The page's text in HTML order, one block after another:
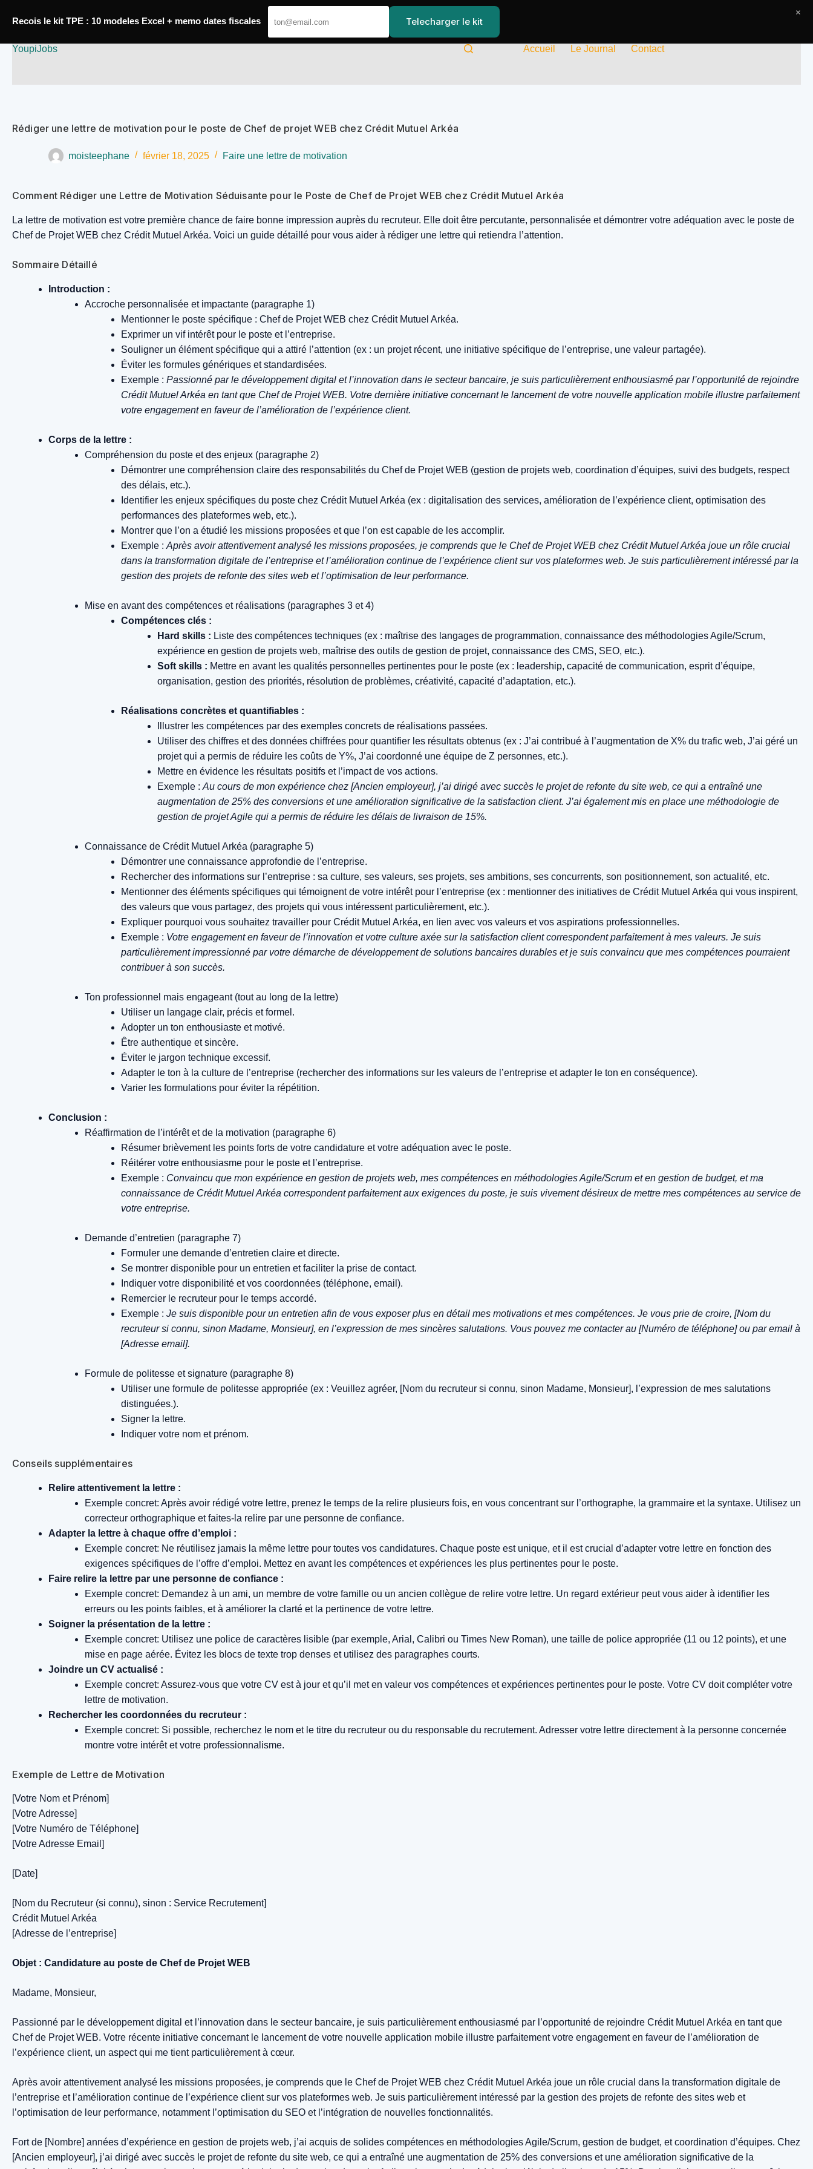
Passer
contenu
YoupiJobs Accueil Le Journal Contact
Rédiger une lettre de motivation pour le poste de Chef de projet WEB chez Crédit Mutuel Arkéa
moisteephane février 18, 2025 Faire une lettre de motivation
Comment Rédiger une Lettre de Motivation Séduisante pour le Poste de Chef de Projet WEB chez Crédit Mutuel Arkéa
La lettre de motivation est votre première chance de faire bonne impression auprès du recruteur. Elle doit être percutante, personnalisée et démontrer votre adéquation avec le poste de
Chef de Projet WEB chez Crédit Mutuel Arkéa. Voici un guide détaillé pour vous aider à rédiger une lettre qui retiendra l’attention.
Sommaire Détaillé
Introduction :
Accroche personnalisée et impactante (paragraphe 1)
Mentionner le poste spécifique : Chef de Projet WEB chez Crédit Mutuel Arkéa.
Exprimer un vif intérêt pour le poste et l’entreprise.
Souligner un élément spécifique qui a attiré l’attention (ex : un projet récent, une initiative spécifique de l’entreprise, une valeur partagée).
Éviter les formules génériques et standardisées.
Exemple : Passionné par le développement digital et l’innovation dans le secteur bancaire, je suis particulièrement enthousiasmé par l’opportunité de rejoindre
Crédit Mutuel Arkéa en tant que Chef de Projet WEB. Votre dernière initiative concernant le lancement de votre nouvelle application mobile illustre parfaitement
votre engagement en faveur de l’amélioration de l’expérience client.
Corps de la lettre :
Compréhension du poste et des enjeux (paragraphe 2)
Démontrer une compréhension claire des responsabilités du Chef de Projet WEB (gestion de projets web, coordination d’équipes, suivi des budgets, respect
des délais, etc.).
Identifier les enjeux spécifiques du poste chez Crédit Mutuel Arkéa (ex : digitalisation des services, amélioration de l’expérience client, optimisation des
performances des plateformes web, etc.).
Montrer que l’on a étudié les missions proposées et que l’on est capable de les accomplir.
Exemple : Après avoir attentivement analysé les missions proposées, je comprends que le Chef de Projet WEB chez Crédit Mutuel Arkéa joue un rôle crucial
dans la transformation digitale de l’entreprise et l’amélioration continue de l’expérience client sur vos plateformes web. Je suis particulièrement intéressé par la
gestion des projets de refonte des sites web et l’optimisation de leur performance.
Mise en avant des compétences et réalisations (paragraphes 3 et 4)
Compétences clés :
Hard skills : Liste des compétences techniques (ex : maîtrise des langages de programmation, connaissance des méthodologies Agile/Scrum,
expérience en gestion de projets web, maîtrise des outils de gestion de projet, connaissance des CMS, SEO, etc.).
Soft skills : Mettre en avant les qualités personnelles pertinentes pour le poste (ex : leadership, capacité de communication, esprit d’équipe,
organisation, gestion des priorités, résolution de problèmes, créativité, capacité d’adaptation, etc.).
Réalisations concrètes et quantifiables :
Illustrer les compétences par des exemples concrets de réalisations passées.
Utiliser des chiffres et des données chiffrées pour quantifier les résultats obtenus (ex : J’ai contribué à l’augmentation de X% du trafic web, J’ai géré un
projet qui a permis de réduire les coûts de Y%, J’ai coordonné une équipe de Z personnes, etc.).
Mettre en évidence les résultats positifs et l’impact de vos actions.
Exemple : Au cours de mon expérience chez [Ancien employeur], j’ai dirigé avec succès le projet de refonte du site web, ce qui a entraîné une
augmentation de 25% des conversions et une amélioration significative de la satisfaction client. J’ai également mis en place une méthodologie de
gestion de projet Agile qui a permis de réduire les délais de livraison de 15%.
Connaissance de Crédit Mutuel Arkéa (paragraphe 5)
Démontrer une connaissance approfondie de l’entreprise.
Rechercher des informations sur l’entreprise : sa culture, ses valeurs, ses projets, ses ambitions, ses concurrents, son positionnement, son actualité, etc.
Mentionner des éléments spécifiques qui témoignent de votre intérêt pour l’entreprise (ex : mentionner des initiatives de Crédit Mutuel Arkéa qui vous inspirent,
des valeurs que vous partagez, des projets qui vous intéressent particulièrement, etc.).
Expliquer pourquoi vous souhaitez travailler pour Crédit Mutuel Arkéa, en lien avec vos valeurs et vos aspirations professionnelles.
Exemple : Votre engagement en faveur de l’innovation et votre culture axée sur la satisfaction client correspondent parfaitement à mes valeurs. Je suis
particulièrement impressionné par votre démarche de développement de solutions bancaires durables et je suis convaincu que mes compétences pourraient
contribuer à son succès.
Ton professionnel mais engageant (tout au long de la lettre)
Utiliser un langage clair, précis et formel.
Adopter un ton enthousiaste et motivé.
Être authentique et sincère.
Éviter le jargon technique excessif.
Adapter le ton à la culture de l’entreprise (rechercher des informations sur les valeurs de l’entreprise et adapter le ton en conséquence).
Varier les formulations pour éviter la répétition.
Conclusion :
Réaffirmation de l’intérêt et de la motivation (paragraphe 6)
Résumer brièvement les points forts de votre candidature et votre adéquation avec le poste.
Réitérer votre enthousiasme pour le poste et l’entreprise.
Exemple : Convaincu que mon expérience en gestion de projets web, mes compétences en méthodologies Agile/Scrum et en gestion de budget, et ma
connaissance de Crédit Mutuel Arkéa correspondent parfaitement aux exigences du poste, je suis vivement désireux de mettre mes compétences au service de
votre entreprise.
Demande d’entretien (paragraphe 7)
Formuler une demande d’entretien claire et directe.
Se montrer disponible pour un entretien et faciliter la prise de contact.
Indiquer votre disponibilité et vos coordonnées (téléphone, email).
Remercier le recruteur pour le temps accordé.
Exemple : Je suis disponible pour un entretien afin de vous exposer plus en détail mes motivations et mes compétences. Je vous prie de croire, [Nom du
recruteur si connu, sinon Madame, Monsieur], en l’expression de mes sincères salutations. Vous pouvez me contacter au [Numéro de téléphone] ou par email à
[Adresse email].
Formule de politesse et signature (paragraphe 8)
Utiliser une formule de politesse appropriée (ex : Veuillez agréer, [Nom du recruteur si connu, sinon Madame, Monsieur], l’expression de mes salutations
distinguées.).
Signer la lettre.
Indiquer votre nom et prénom.
Conseils supplémentaires
Relire attentivement la lettre :
Exemple concret: Après avoir rédigé votre lettre, prenez le temps de la relire plusieurs fois, en vous concentrant sur l’orthographe, la grammaire et la syntaxe. Utilisez un
correcteur orthographique et faites-la relire par une personne de confiance.
Adapter la lettre à chaque offre d’emploi :
Exemple concret: Ne réutilisez jamais la même lettre pour toutes vos candidatures. Chaque poste est unique, et il est crucial d’adapter votre lettre en fonction des
exigences spécifiques de l’offre d’emploi. Mettez en avant les compétences et expériences les plus pertinentes pour le poste.
Faire relire la lettre par une personne de confiance :
Exemple concret: Demandez à un ami, un membre de votre famille ou un ancien collègue de relire votre lettre. Un regard extérieur peut vous aider à identifier les
erreurs ou les points faibles, et à améliorer la clarté et la pertinence de votre lettre.
Soigner la présentation de la lettre :
Exemple concret: Utilisez une police de caractères lisible (par exemple, Arial, Calibri ou Times New Roman), une taille de police appropriée (11 ou 12 points), et une
mise en page aérée. Évitez les blocs de texte trop denses et utilisez des paragraphes courts.
Joindre un CV actualisé :
Exemple concret: Assurez-vous que votre CV est à jour et qu’il met en valeur vos compétences et expériences pertinentes pour le poste. Votre CV doit compléter votre
lettre de motivation.
Rechercher les coordonnées du recruteur :
Exemple concret: Si possible, recherchez le nom et le titre du recruteur ou du responsable du recrutement. Adresser votre lettre directement à la personne concernée
montre votre intérêt et votre professionnalisme.
Exemple de Lettre de Motivation
[Votre Nom et Prénom]
[Votre Adresse]
[Votre Numéro de Téléphone]
[Votre Adresse Email]
[Date]
[Nom du Recruteur (si connu), sinon : Service Recrutement]
Crédit Mutuel Arkéa
[Adresse de l’entreprise]
Objet : Candidature au poste de Chef de Projet WEB
Madame, Monsieur,
Passionné par le développement digital et l’innovation dans le secteur bancaire, je suis particulièrement enthousiasmé par l’opportunité de rejoindre Crédit Mutuel Arkéa en tant que
Chef de Projet WEB. Votre récente initiative concernant le lancement de votre nouvelle application mobile illustre parfaitement votre engagement en faveur de l’amélioration de
l’expérience client, un aspect qui me tient particulièrement à cœur.
Après avoir attentivement analysé les missions proposées, je comprends que le Chef de Projet WEB chez Crédit Mutuel Arkéa joue un rôle crucial dans la transformation digitale de
l’entreprise et l’amélioration continue de l’expérience client sur vos plateformes web. Je suis particulièrement intéressé par la gestion des projets de refonte des sites web et
l’optimisation de leur performance, notamment l’optimisation du SEO et l’intégration de nouvelles fonctionnalités.
Fort de [Nombre] années d’expérience en gestion de projets web, j’ai acquis de solides compétences en méthodologies Agile/Scrum, gestion de budget, et coordination d’équipes. Chez
[Ancien employeur], j’ai dirigé avec succès le projet de refonte du site web, ce qui a entraîné une augmentation de 25% des conversions et une amélioration significative de la
Recois le kit TPE : 10 modeles Excel + memo dates fiscales Telecharger le kit
×